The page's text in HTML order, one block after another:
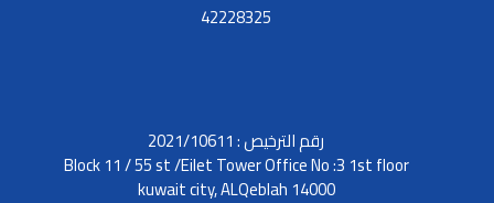
42228325
رقم الترخيص : 2021/10611
Block 11 / 55 st /Eilet Tower Office No :3 1st floor
kuwait city, ALQeblah 14000